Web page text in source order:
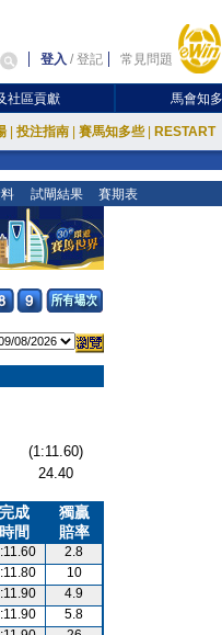
登入 /登記 常見問題
社區貢獻 馬會知
投注指南 賽馬知多些 RESTART
試閘結果 賽期表
(1:11.60)
24.40
完成
時間
獨贏
賠率
2.8
10
4.9
5.8